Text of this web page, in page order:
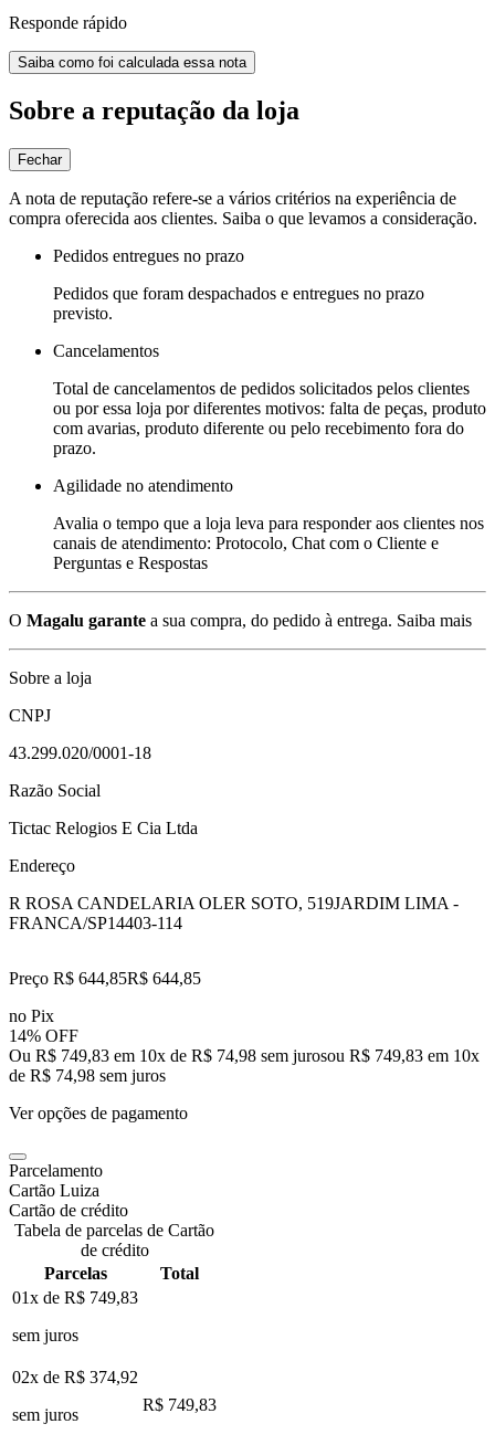
Responde rápido
Saiba como foi calculada essa nota
Sobre a reputação da loja
Fechar
A nota de reputação refere-se a vários critérios na experiência de
compra oferecida aos clientes. Saiba o que levamos a consideração.
Pedidos entregues no prazo
Pedidos que foram despachados e entregues no prazo
previsto.
Cancelamentos
Total de cancelamentos de pedidos solicitados pelos clientes
ou por essa loja por diferentes motivos: falta de peças, produto
com avarias, produto diferente ou pelo recebimento fora do
prazo.
Agilidade no atendimento
Avalia o tempo que a loja leva para responder aos clientes nos
canais de atendimento: Protocolo, Chat com o Cliente e
Perguntas e Respostas
O Magalu garante a sua compra, do pedido à entrega. Saiba mais
Sobre a loja
CNPJ
43.299.020/0001-18
Razão Social
Tictac Relogios E Cia Ltda
Endereço
R ROSA CANDELARIA OLER SOTO, 519JARDIM LIMA -
FRANCA/SP14403-114
Preço R$ 644,85R$ 644,85
no Pix
14% OFF
Ou R$ 749,83 em 10x de R$ 74,98 sem jurosou R$ 749,83 em 10x
de R$ 74,98 sem juros
Ver opções de pagamento
Parcelamento
Cartão Luiza
Cartão de crédito
Tabela de parcelas de Cartão
de crédito
Parcelas
Total
01x de R$ 749,83
sem juros
02x de R$ 374,92
sem juros
R$ 749,83